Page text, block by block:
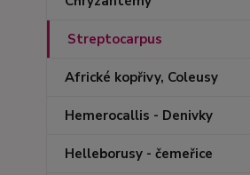
Streptocarpus
Africké kopřivy, Coleusy
Hemerocallis - Denivky
Helleborusy - čemeřice